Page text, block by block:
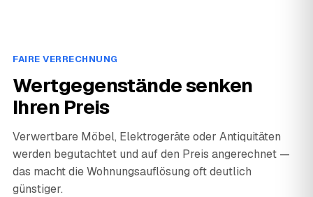
FAIRE VERRECHNUNG
Wertgegenstände senken
Ihren Preis
Verwertbare Möbel, Elektrogeräte oder Antiquitäten
werden begutachtet und auf den Preis angerechnet —
das macht die Wohnungsauflösung oft deutlich
günstiger.